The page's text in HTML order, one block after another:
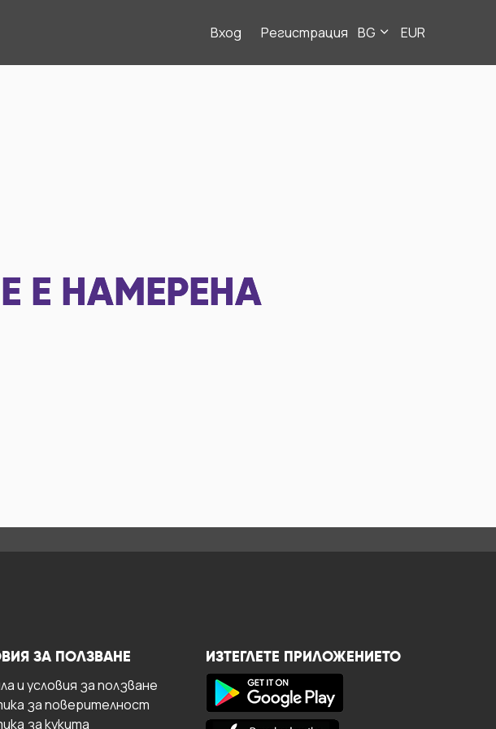
Вход Регистрация BG EUR
Е НАМЕРЕНА
ЗА ПОЛЗВАНЕ
и условия за ползване
за поверителност
за кукита
ИЗТЕГЛЕТЕ ПРИЛОЖЕНИЕТО